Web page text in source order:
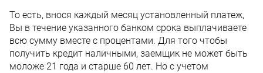
То есть, внося каждый месяц установленный платеж,
Вы в течение указанного банком срока выплачиваете
всю сумму вместе с процентами. Для того чтобы
получить кредит наличными, заемщик не может быть
моложе 21 года и старше 60 лет. Но с учетом